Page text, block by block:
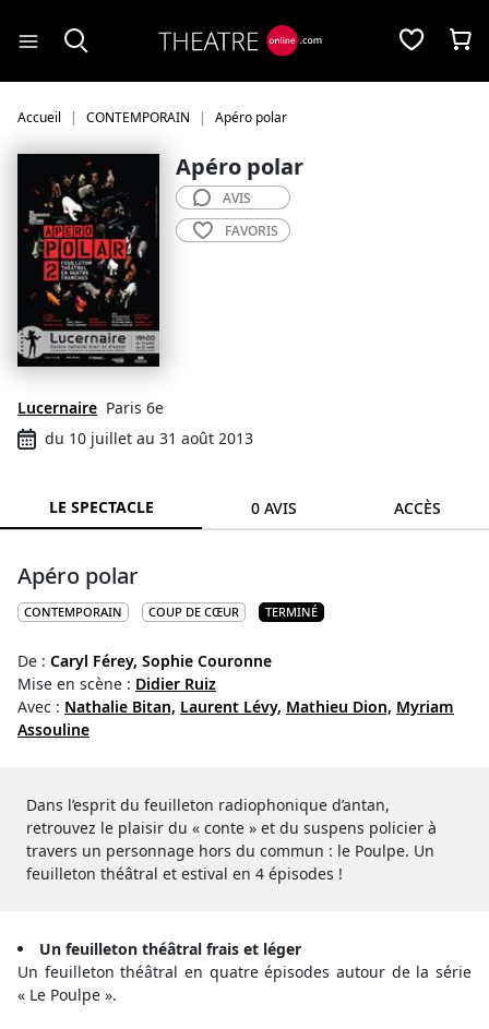
Accueil CONTEMPORAIN Apéro polar
Apéro polar
Lucernaire Paris 6e
du 10 juillet au 31 août 2013
AVIS
FAVORIS
LE SPECTACLE 0 AVIS ACCÈS
Apéro polar
CONTEMPORAIN COUP DE CŒUR TERMINÉ
De : Caryl Férey, Sophie Couronne
Mise en scène : Didier Ruiz
Avec : Nathalie Bitan, Laurent Lévy, Mathieu Dion, Myriam
Assouline
Dans l’esprit du feuilleton radiophonique d’antan,
retrouvez le plaisir du « conte » et du suspens policier à
travers un personnage hors du commun : le Poulpe. Un
feuilleton théâtral et estival en 4 épisodes !
Un feuilleton théâtral frais et léger
Un feuilleton théâtral en quatre épisodes autour de la série
« Le Poulpe ».